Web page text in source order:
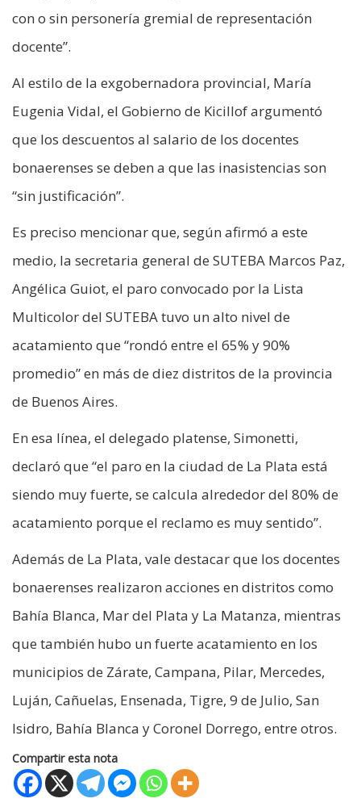
con o sin personería gremial de representación
docente”.
Al estilo de la exgobernadora provincial, María
Eugenia Vidal, el Gobierno de Kicillof argumentó
que los descuentos al salario de los docentes
bonaerenses se deben a que las inasistencias son
“sin justificación”.
Es preciso mencionar que, según afirmó a este
medio, la secretaria general de SUTEBA Marcos Paz,
Angélica Guiot, el paro convocado por la Lista
Multicolor del SUTEBA tuvo un alto nivel de
acatamiento que “rondó entre el 65% y 90%
promedio” en más de diez distritos de la provincia
de Buenos Aires.
En esa línea, el delegado platense, Simonetti,
declaró que “el paro en la ciudad de La Plata está
siendo muy fuerte, se calcula alrededor del 80% de
acatamiento porque el reclamo es muy sentido”.
Además de La Plata, vale destacar que los docentes
bonaerenses realizaron acciones en distritos como
Bahía Blanca, Mar del Plata y La Matanza, mientras
que también hubo un fuerte acatamiento en los
municipios de Zárate, Campana, Pilar, Mercedes,
Luján, Cañuelas, Ensenada, Tigre, 9 de Julio, San
Isidro, Bahía Blanca y Coronel Dorrego, entre otros.
Compartir esta nota